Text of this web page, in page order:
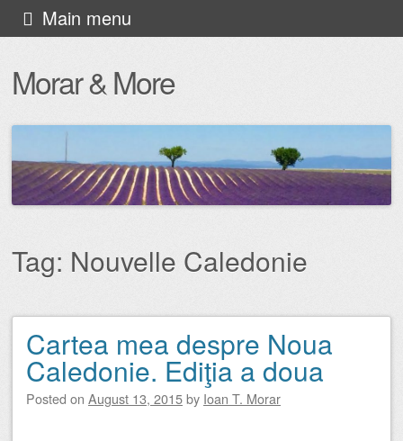
Morar & More
Main menu
Skip
to
content
Tag: Nouvelle Caledonie
Post navigation
Cartea mea despre Noua
Caledonie. Ediţia a doua
Posted on August 13, 2015by Ioan T. Morar